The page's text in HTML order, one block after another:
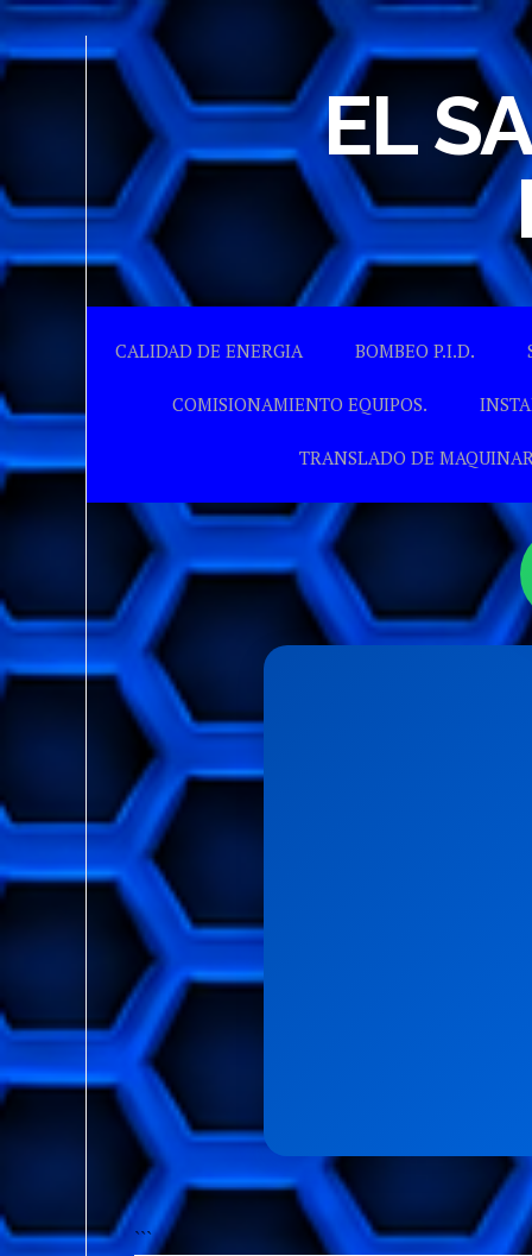
EL
CALIDAD DE ENERGIA BOMBEO P.I.D.
COMISIONAMIENTO EQUIPOS.
TRANSLADO DE
```